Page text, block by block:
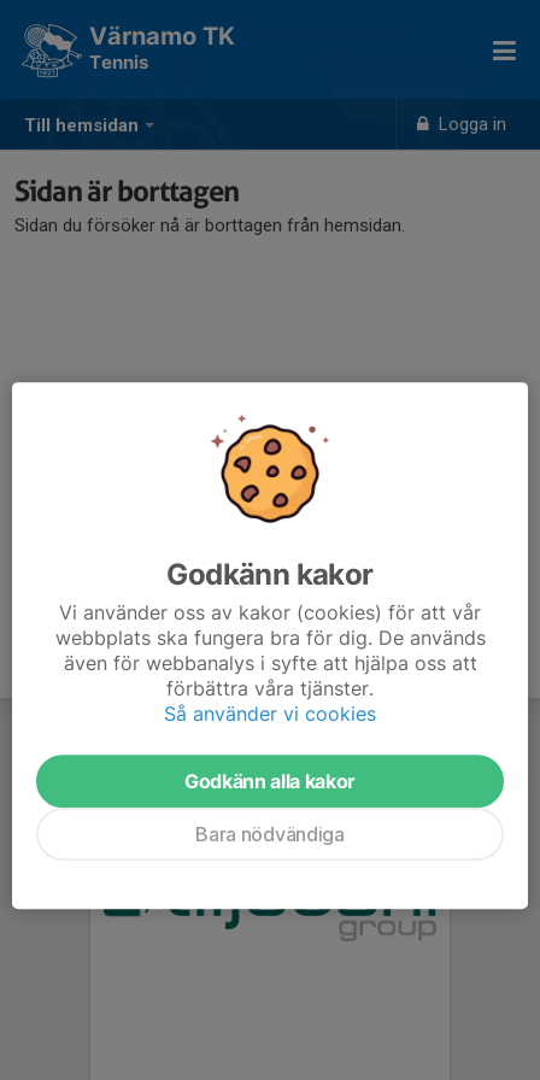
Till hemsidan Logga in
Värnamo TK
Tennis
Sidan är borttagen
Sidan du försöker nå är borttagen från hemsidan.
Godkänn kakor
Vi använder oss av kakor (cookies) för att vår
webbplats ska fungera bra för dig. De används
även för webbanalys i syfte att hjälpa oss att
förbättra våra tjänster.
Så använder vi cookies
Godkänn alla kakor
Bara nödvändiga